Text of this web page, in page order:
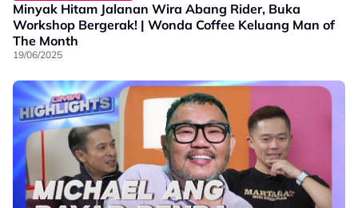
Minyak Hitam Jalanan Wira Abang Rider, Buka
Workshop Bergerak! | Wonda Coffee Keluang Man of
The Month
19/06/2025